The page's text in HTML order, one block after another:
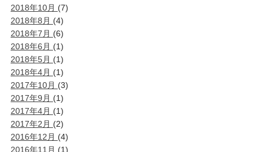
2018年10月 (7)
2018年8月 (4)
2018年7月 (6)
2018年6月 (1)
2018年5月 (1)
2018年4月 (1)
2017年10月 (3)
2017年9月 (1)
2017年4月 (1)
2017年2月 (2)
2016年12月 (4)
2016年11月 (1)